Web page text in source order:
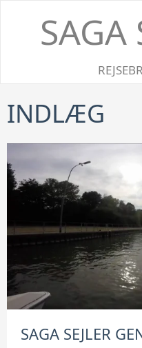
SAGA
INDLÆG
SAGA SEJLER